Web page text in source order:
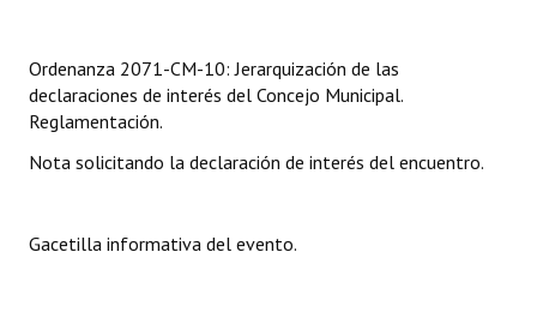
Digesto
Organigrama
DOCUMENTOS
Ordenanza 2071-CM-10: Jerarquización de las
declaraciones de interés del Concejo Municipal.
Reglamentación.
Nota solicitando la declaración de interés del encuentro.
Gacetilla informativa del evento.